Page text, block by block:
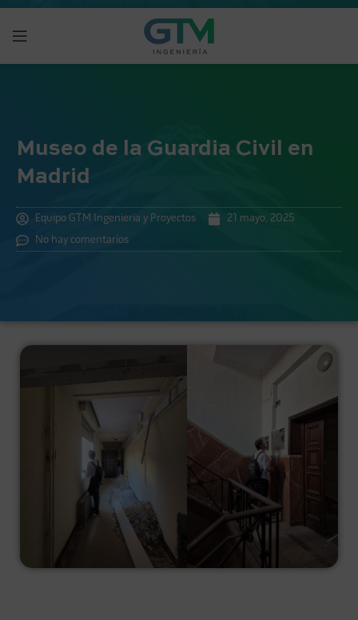
Museo de la Guardia Civil en
Madrid
Equipo GTM Ingeniería y Proyectos 21 mayo, 2025
No hay comentarios